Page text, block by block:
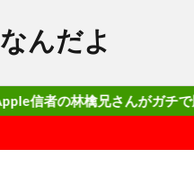
んだよ
兄さんがガチで勝てるFX案件